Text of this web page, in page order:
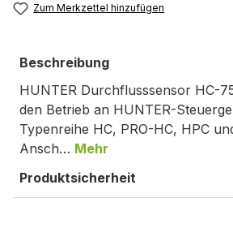
Zum Merkzettel hinzufügen
Beschreibung
HUNTER Durchflusssensor HC-
den Betrieb an HUNTER-
Typenreihe HC, PRO-HC, HPC
Ansch… Mehr
Produktsicherheit